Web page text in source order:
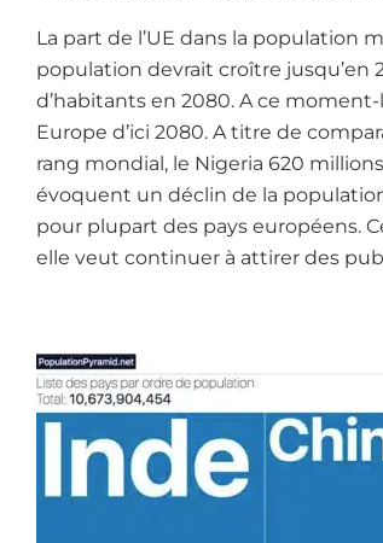
La part de l’UE dans la population
population devrait croître jusqu’en
d’habitants en 2080. A ce
Europe d’ici 2080. A titre de
rang mondial, le Nigeria 620
évoquent un déclin de la
pour plupart des pays européens.
elle veut continuer à attirer des